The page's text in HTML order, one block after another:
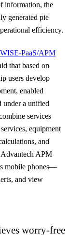
information, the
generated pie
efficiency.
WISE-PaaS/APM
that based on
users develop
enabled
under a unified
services
equipment
and
APM
mobile phones—
and view
worry-free